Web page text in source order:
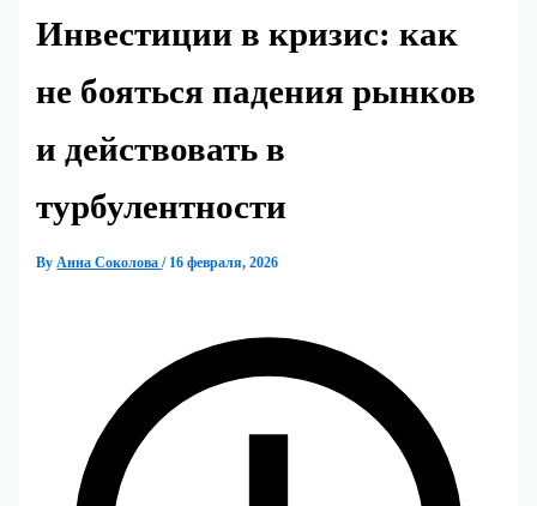
Инвестиции в кризис: как
не бояться падения рынков
и действовать в
турбулентности
By Анна Соколова/ 16 февраля, 2026